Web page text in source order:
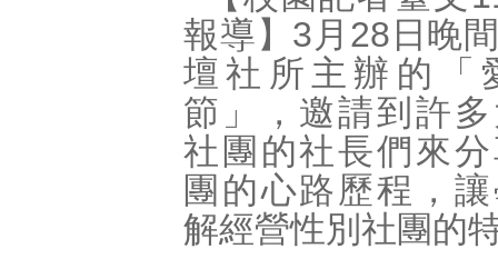
報導】3月28日晚
壇社所主辦的「
節」，邀請到許
社團的社長們來
團的心路歷程，
解經營性別社團的